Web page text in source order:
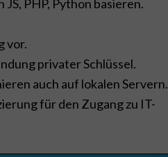
PHP, Python basieren.
vor.
privater Schlüssel.
auch auf lokalen Servern.
für den Zugang zu IT-